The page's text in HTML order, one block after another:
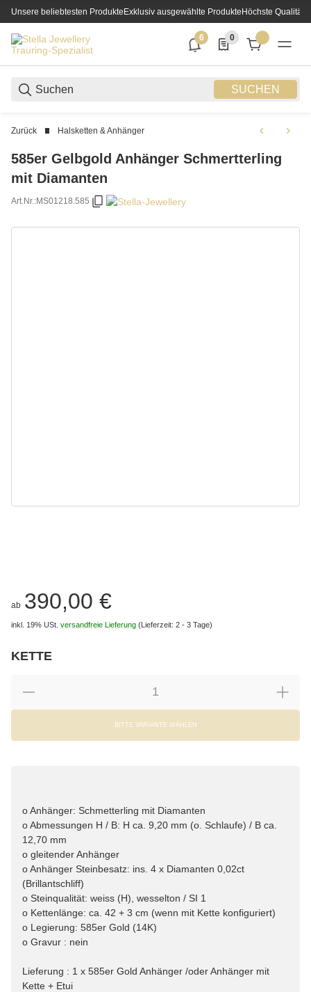
Unsere beliebtesten ProdukteExklusiv ausgewählte ProdukteHöchste Qualität
SUCHEN
6
6 neue Notifizierungen
0
0 Produkte in der
Zurück Halsketten & Anhänger
585er Gelbgold Anhänger Schmertterling
mit Diamanten
Art.Nr.:MS01218.585
ab 390,00 €
inkl. 19% USt. versandfreie Lieferung (Lieferzeit: 2 - 3 Tage)
KETTE
BITTE VARIANTE WÄHLEN
o Anhänger: Schmetterling mit Diamanten
o Abmessungen H / B: H ca. 9,20 mm (o. Schlaufe) / B ca.
12,70 mm
o gleitender Anhänger
o Anhänger Steinbesatz: ins. 4 x Diamanten 0,02ct
(Brillantschliff)
o Steinqualität: weiss (H), wesselton / SI 1
o Kettenlänge: ca. 42 + 3 cm (wenn mit Kette konfiguriert)
o Legierung: 585er Gold (14K)
o Gravur : nein
Lieferung : 1 x 585er Gold Anhänger /oder Anhänger mit
Kette + Etui